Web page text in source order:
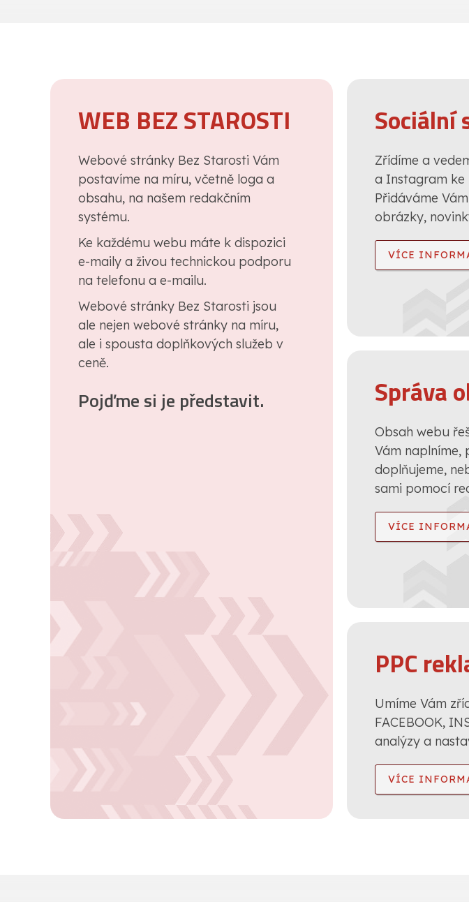
WEB BEZ STAROSTI
Webové stránky Bez Starosti Vám
postavíme na míru, včetně loga a
obsahu, na našem redakčním
systému.
Ke každému webu máte k dispozici
e-maily a živou technickou podporu
na telefonu a e-mailu.
Webové stránky Bez Starosti jsou
ale nejen webové stránky na míru,
ale i spousta doplňkových služeb v
ceně.
Pojďme si je představit.
Sociální
Zřídíme a
a Instagram ke
Přidáváme
obrázky,
VÍCE
Správa
Obsah webu
Vám naplníme,
doplňujeme,
sami pomocí
VÍCE
PPC
Umíme Vám
FACEBOOK,
analýzy a
VÍCE